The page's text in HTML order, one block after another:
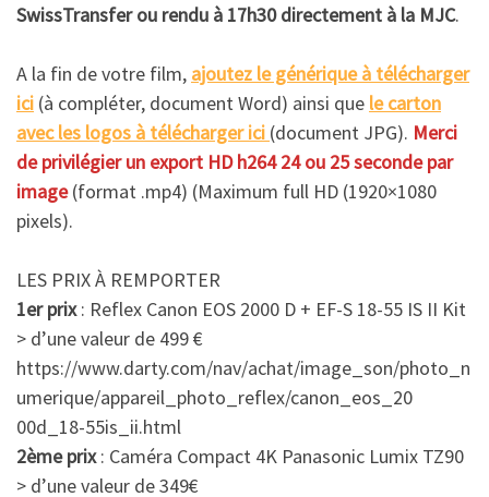
SwissTransfer ou rendu à 17h30 directement à la MJC.
A la fin de votre film, ajoutez le générique à télécharger
ici (à compléter, document Word) ainsi que le carton
avec les logos à télécharger ici (document JPG). Merci
de privilégier un export HD h264 24 ou 25 seconde par
image(format .mp4) (Maximum full HD (1920×1080
pixels).
LES PRIX À REMPORTER
1er prix: Reflex Canon EOS 2000 D + EF-S 18-55 IS II Kit
> d’une valeur de 499 €
https://www.darty.com/nav/achat/image_son/photo_n
umerique/appareil_photo_reflex/canon_eos_20
00d_18-55is_ii.html
2ème prix: Caméra Compact 4K Panasonic Lumix TZ90
> d’une valeur de 349€